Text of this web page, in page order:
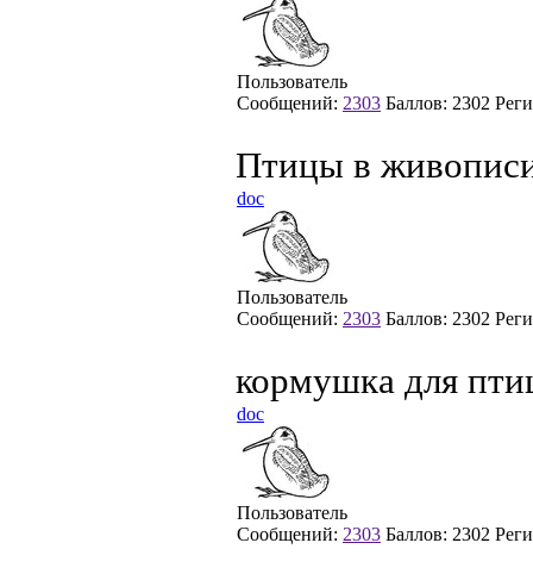
Пользователь
Сообщений: 2303 Баллов: 2302
Птицы в
doc
Пользователь
Сообщений: 2303 Баллов: 2302
кормушка для
doc
Пользователь
Сообщений: 2303 Баллов: 2302